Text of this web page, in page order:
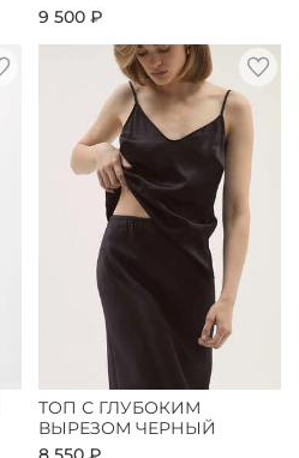
9 500 ₽
ТОП С ГЛУБОКИМ
ВЫРЕЗОМ ЧЕРНЫЙ